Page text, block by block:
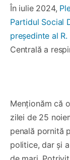
În iulie 2024,
Partidul Social
președinte al
Centrală a
Menționăm că
zilei de 25
penală pornită
politice, dar și